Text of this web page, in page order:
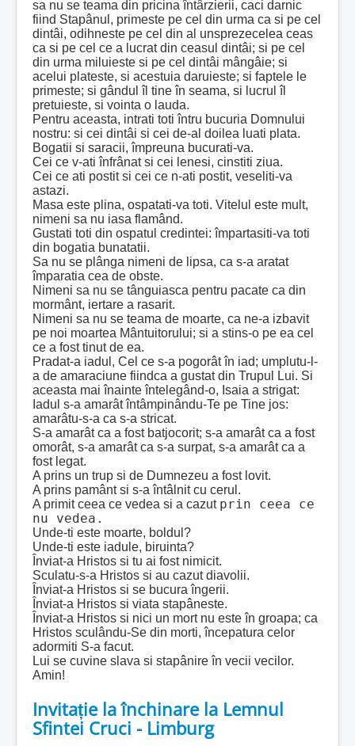
sa nu se teama din pricina întârzierii, caci darnic
fiind Stapânul, primeste pe cel din urma ca si pe cel
dintâi, odihneste pe cel din al unsprezecelea ceas
ca si pe cel ce a lucrat din ceasul dintâi; si pe cel
din urma miluieste si pe cel dintâi mângâie; si
acelui plateste, si acestuia daruieste; si faptele le
primeste; si gândul îl tine în seama, si lucrul îl
pretuieste, si vointa o lauda.
Pentru aceasta, intrati toti întru bucuria Domnului
nostru: si cei dintâi si cei de-al doilea luati plata.
Bogatii si saracii, împreuna bucurati-va.
Cei ce v-ati înfrânat si cei lenesi, cinstiti ziua.
Cei ce ati postit si cei ce n-ati postit, veseliti-va
astazi.
Masa este plina, ospatati-va toti. Vitelul este mult,
nimeni sa nu iasa flamând.
Gustati toti din ospatul credintei: împartasiti-va toti
din bogatia bunatatii.
Sa nu se plânga nimeni de lipsa, ca s-a aratat
împaratia cea de obste.
Nimeni sa nu se tânguiasca pentru pacate ca din
mormânt, iertare a rasarit.
Nimeni sa nu se teama de moarte, ca ne-a izbavit
pe noi moartea Mântuitorului; si a stins-o pe ea cel
ce a fost tinut de ea.
Pradat-a iadul, Cel ce s-a pogorât în iad; umplutu-l-
a de amaraciune fiindca a gustat din Trupul Lui. Si
aceasta mai înainte întelegând-o, Isaia a strigat:
Iadul s-a amarât întâmpinându-Te pe Tine jos:
amarâtu-s-a ca s-a stricat.
S-a amarât ca a fost batjocorit; s-a amarât ca a fost
omorât, s-a amarât ca s-a surpat, s-a amarât ca a
fost legat.
A prins un trup si de Dumnezeu a fost lovit.
A prins pamânt si s-a întâlnit cu cerul.
A primit ceea ce vedea si a cazut prin ceea ce
nu vedea.
Unde-ti este moarte, boldul?
Unde-ti este iadule, biruinta?
Înviat-a Hristos si tu ai fost nimicit.
Sculatu-s-a Hristos si au cazut diavolii.
Înviat-a Hristos si se bucura îngerii.
Înviat-a Hristos si viata stapâneste.
Înviat-a Hristos si nici un mort nu este în groapa; ca
Hristos sculându-Se din morti, începatura celor
adormiti S-a facut.
Lui se cuvine slava si stapânire în vecii vecilor.
Amin!
Invitație la închinare la Lemnul
Sfintei Cruci - Limburg